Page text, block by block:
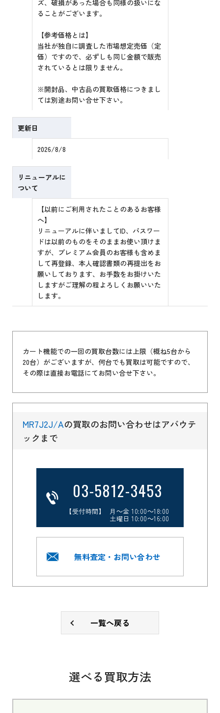
ズ、破損があった場合も同様の扱いにな
ることがございます。
【参考価格とは】
当社が独自に調査した市場想定売価（定
価）ですので、必ずしも同じ金額で販売
されているとは限りません。
※開封品、中古品の買取価格につきまし
ては別途お問い合せ下さい。
更新日
2026/8/8
リニューアルに
ついて
【以前にご利用されたことのあるお客様
へ】
リニューアルに伴いましてID、パスワー
ドは以前のものをそのままお使い頂けま
すが、プレミアム会員のお客様も含めま
して再登録、本人確認書類の再提出をお
願いしております、お手数をお掛けいた
しますがご理解の程よろしくお願いいた
します。
カート機能での一回の買取台数には上限（概ね5台から
20台）がございますが、何台でも買取は可能ですので、
その際は直接お電話にてお問い合せ下さい。
MR7J2J/Aの買取のお問い合わせはアバウテ
ックまで
03-5812-3453
【受付時間】 月～金 10:00～18:00
土曜日 10:00～16:00
無料査定・お問い合わせ
一覧へ戻る
選べる買取方法